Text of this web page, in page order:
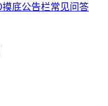
底公告栏常见问答